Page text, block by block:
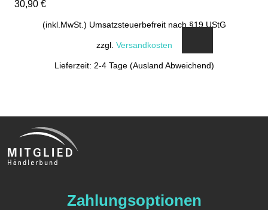
30,90 €
(inkl.MwSt.) Umsatzsteuerbefreit nach §19 UStG
zzgl. Versandkosten
Lieferzeit: 2-4 Tage (Ausland Abweichend)
Zahlungsoptionen